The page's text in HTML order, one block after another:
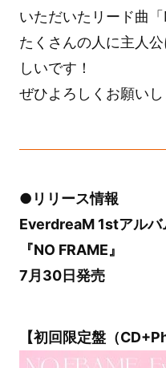
いただいたリード曲「
たくさんの人に主人
しいです！
ぜひよろしくお願いし
●リリース情報
EverdreaM 1stアルバ
『NO FRAME』
7月30日発売
【初回限定盤（